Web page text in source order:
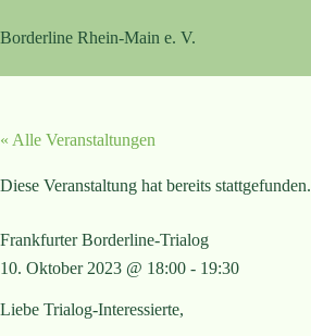
Inhalt
springen
Borderline Rhein-Main e. V.
« Alle Veranstaltungen
Diese Veranstaltung hat bereits stattgefunden.
Frankfurter Borderline-Trialog
10. Oktober 2023 @ 18:00 - 19:30
Liebe Trialog-Interessierte,